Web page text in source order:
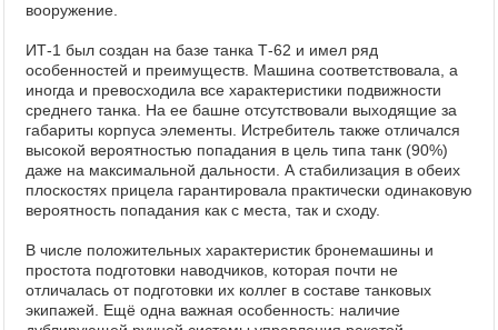
вооружение.
ИТ-1 был создан на базе танка Т-62 и имел ряд
особенностей и преимуществ. Машина соответствовала, а
иногда и превосходила все характеристики подвижности
среднего танка. На ее башне отсутствовали выходящие за
габариты корпуса элементы. Истребитель также отличался
высокой вероятностью попадания в цель типа танк (90%)
даже на максимальной дальности. А стабилизация в обеих
плоскостях прицела гарантировала практически одинаковую
вероятность попадания как с места, так и сходу.
В числе положительных характеристик бронемашины и
простота подготовки наводчиков, которая почти не
отличалась от подготовки их коллег в составе танковых
экипажей. Ещё одна важная особенность: наличие